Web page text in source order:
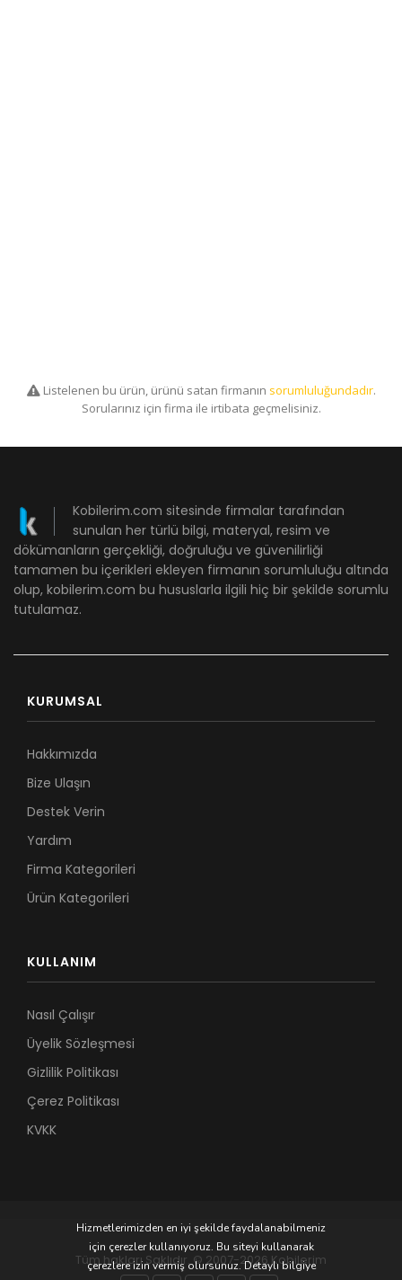
Listelenen bu ürün, ürünü satan firmanın sorumluluğundadır.
Sorularınız için firma ile irtibata geçmelisiniz.
Kobilerim.com sitesinde firmalar tarafından
sunulan her türlü bilgi, materyal, resim ve
dökümanların gerçekliği, doğruluğu ve güvenilirliği
tamamen bu içerikleri ekleyen firmanın sorumluluğu altında
olup, kobilerim.com bu hususlarla ilgili hiç bir şekilde sorumlu
tutulamaz.
KURUMSAL
Hakkımızda
Bize Ulaşın
Destek Verin
Yardım
Firma Kategorileri
Ürün Kategorileri
KULLANIM
Nasıl Çalışır
Üyelik Sözleşmesi
Gizlilik Politikası
Çerez Politikası
KVKK
Tüm hakları Saklıdır. © 2007-2026 Kobilerim
Hizmetlerimizden en iyi şekilde faydalanabilmeniz
için çerezler kullanıyoruz. Bu siteyi kullanarak
çerezlere izin vermiş olursunuz. Detaylı bilgiye